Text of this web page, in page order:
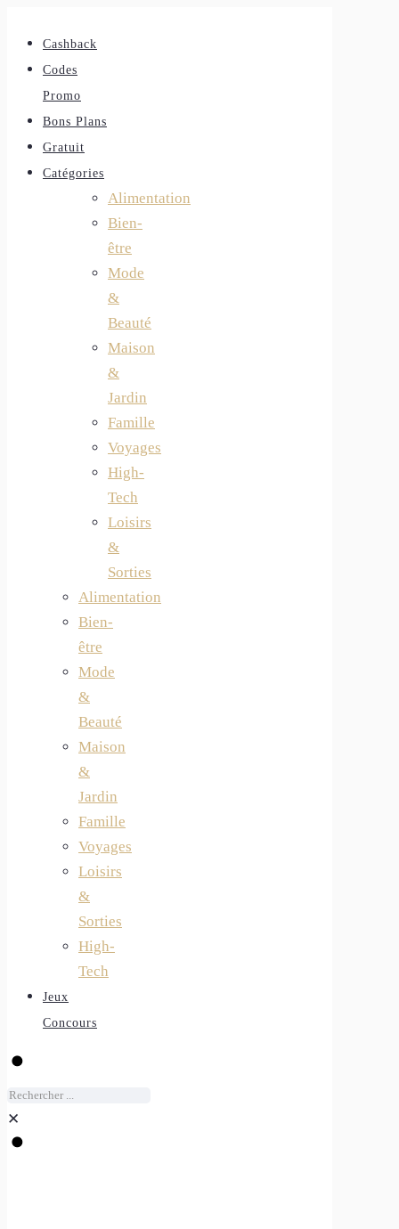
Cashback
Codes
Promo
Bons Plans
Gratuit
Catégories
Alimentation
Bien-
être
Mode
&
Beauté
Maison
&
Jardin
Famille
Voyages
High-
Tech
Loisirs
&
Sorties
Alimentation
Bien-
être
Mode
&
Beauté
Maison
&
Jardin
Famille
Voyages
Loisirs
&
Sorties
High-
Tech
Jeux
Concours
✕